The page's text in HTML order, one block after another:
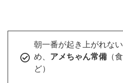
朝一番が起き上がれな
め、 アメちゃん常備 （
ど）